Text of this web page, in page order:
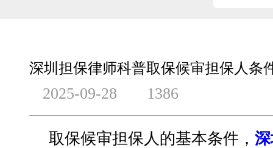
深圳担保律师科普取保候审担保人条
2025-09-28 1386
取保候审担保人的基本条件，